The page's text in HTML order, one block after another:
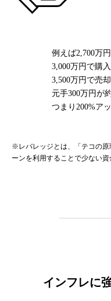
例えば2,700万
3,000万円で購
3,500万円で売
元手300万円が
つまり200%ア
※レバレッジとは、「テコの原
ーンを利用することで少ない
インフレに